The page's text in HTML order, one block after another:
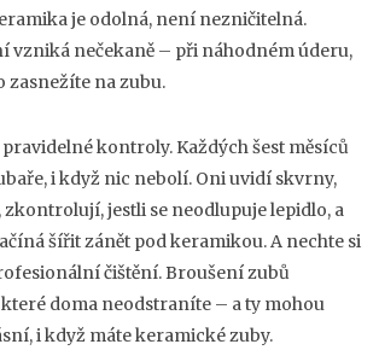
je odolná, není nezničitelná.
vzniká nečekaně – při náhodném úderu,
zasnežíte na zubu.
kontroly. Každých šest měsíců
i když nic nebolí. Oni uvidí skvrny,
jestli se neodlupuje lepidlo, a
šířit zánět pod keramikou. A nechte si
čištění. Broušení zubů
doma neodstraníte – a ty mohou
i když máte keramické zuby.